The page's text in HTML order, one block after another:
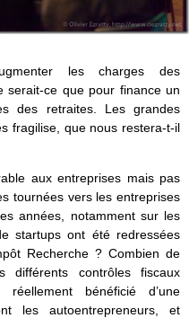
les charges des
serait-ce que pour finance un
des retraites. Les grandes
fragilise, que nous restera-t-il
aux entreprises mais pas
tournées vers les entreprises
années, notamment sur les
startups ont été redressées
Recherche ? Combien de
différents contrôles fiscaux
bénéficié d’une
les autoentrepreneurs, et